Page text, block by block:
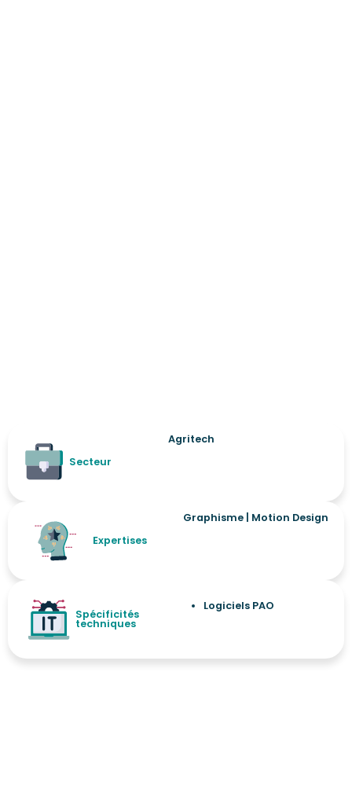
Secteur
Agritech
Expertises
Graphisme| Motion Design
Spécificités
techniques
Logiciels PAO